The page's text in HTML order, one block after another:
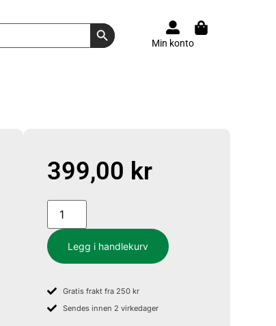
Search Button
Min konto
399,00 kr
Legg i handlekurv
Gratis frakt fra 250 kr
Sendes innen 2 virkedager